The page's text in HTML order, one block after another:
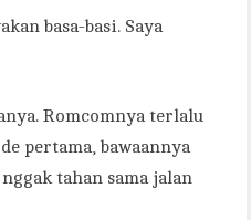
basa-basi. Saya
Romcomnya terlalu
pertama, bawaannya
tahan sama jalan